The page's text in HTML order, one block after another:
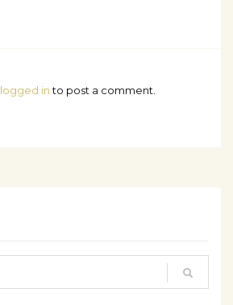
logged into post a comment.